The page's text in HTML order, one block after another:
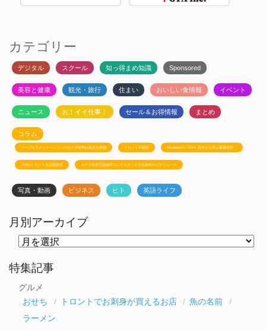
カテゴリー
デジタル スクール 知っ得まめ知識 Sponsored
美容と健康 観光・旅行 住まい おいしい食情報 イベント
ニュース お！イイ仕事！ セール＆お得情報 まとめ
コラム
メープルエデュケーションのカナダ留学お役立ち情報 トロント不動産 Ayudanteの「GA4: 基本から学ぶ最新分析」
JSSのトロント生活相談室 カナダ政府公認移民コンサルタント白石有紀のビザニュース
写真・動画 ビジネス ヒト 英語ライフ
月別アーカイブ
ー
カ
特集記事
グルメ
おせち
トロントでお刺身が買えるお店
魚の名前
ラーメン